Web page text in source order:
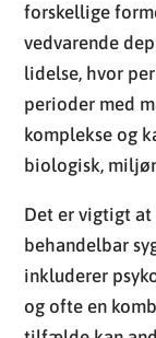
biologisk,
Det er vigtigt at
behandelbar
inkluderer
og ofte en
afgørende for
søge
diagnose og